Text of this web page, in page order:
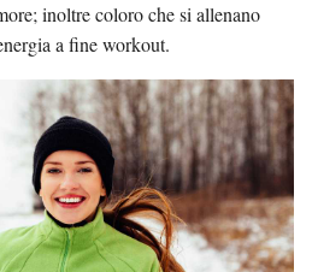
inoltre coloro che si allenano
a fine workout.